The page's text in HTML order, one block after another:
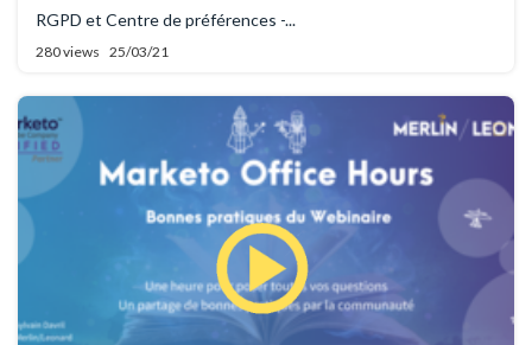
RGPD et Centre de préférences -...
280 views 25/03/21